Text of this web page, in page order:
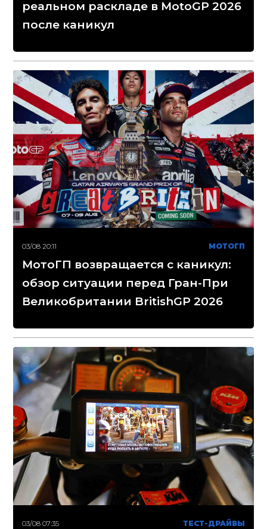
реальном раскладе в MotoGP 2026
после каникул
03/08 20:11 МОТОГП
МотоГП возвращается с каникул:
обзор ситуации перед Гран-При
Великобритании BritishGP 2026
03/08 07:35 ТЕСТ-ДРАЙВЫ